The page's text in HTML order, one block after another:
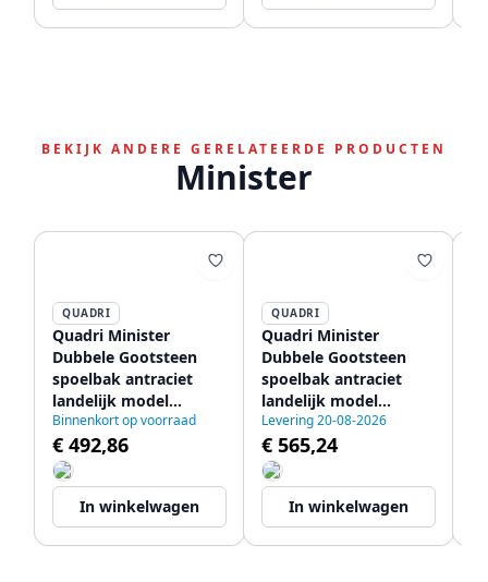
BEKIJK ANDERE GERELATEERDE PRODUCTEN
Minister
QUADRI
Quadri Minister
Dubbele Gootsteen
spoelbak antraciet
landelijk model
90x62cm 1208956322
Binnenkort op voorraad
€ 492,86
In winkelwagen
QUADRI
Quadri Minister
Dubbele Gootsteen
spoelbak antraciet
landelijk model
90x62cm met gouden
pluggen 1208956323
Levering 20-08-2026
€ 565,24
In winkelwagen